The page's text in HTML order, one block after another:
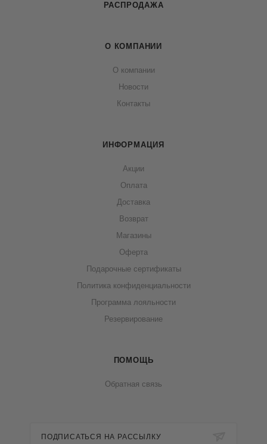
РАСПРОДАЖА
О КОМПАНИИ
О компании
Новости
Контакты
ИНФОРМАЦИЯ
Акции
Оплата
Доставка
Возврат
Магазины
Оферта
Подарочные сертификаты
Политика конфиденциальности
Программа лояльности
Резервирование
ПОМОЩЬ
Обратная связь
ПОДПИСАТЬСЯ НА РАССЫЛКУ